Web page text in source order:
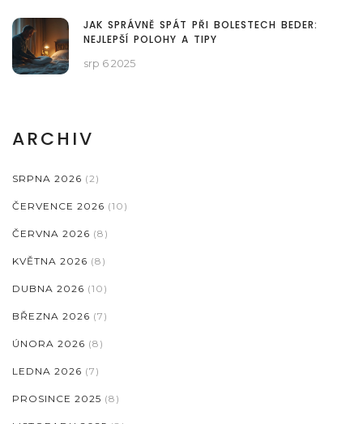
JAK SPRÁVNĚ SPÁT PŘI BOLESTECH BEDER:
NEJLEPŠÍ POLOHY A TIPY
srp 6 2025
ARCHIV
SRPNA 2026 (2)
ČERVENCE 2026 (10)
ČERVNA 2026 (8)
KVĚTNA 2026 (8)
DUBNA 2026 (10)
BŘEZNA 2026 (7)
ÚNORA 2026 (8)
LEDNA 2026 (7)
PROSINCE 2025 (8)